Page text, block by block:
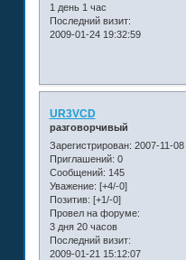
1 день 1 час
Последний визит:
2009-01-24 19:32:59
UR3VCD
разговорчивый
Зарегистрирован: 2007-11-08
Приглашений: 0
Сообщений: 145
Уважение: [+4/-0]
Позитив: [+1/-0]
Провел на форуме:
3 дня 20 часов
Последний визит:
2009-01-21 15:12:07